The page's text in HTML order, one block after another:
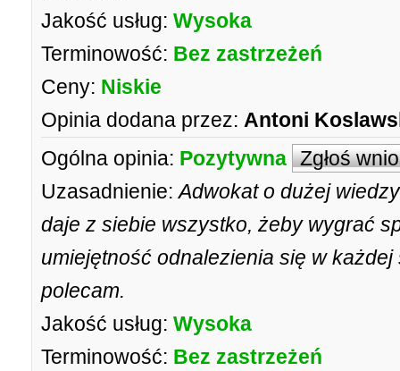
Jakość usług: Wysoka
Terminowość: Bez zastrzeżeń
Ceny: Niskie
Opinia dodana przez: Antoni
Ogólna opinia: Pozytywna Zgłoś
Uzasadnienie: Adwokat o dużej
daje z siebie wszystko, żeby wygrać
umiejętność odnalezienia się w
polecam.
Jakość usług: Wysoka
Terminowość: Bez zastrzeżeń